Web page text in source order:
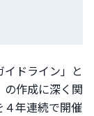
ドライン」と
の作成に深く関
年連続で開催